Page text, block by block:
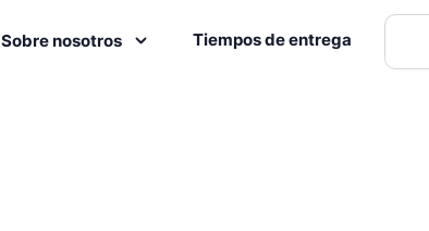
Sobre nosotros Tiempos de entrega